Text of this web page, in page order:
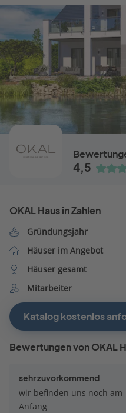
4,5
OKAL Haus in Zahlen
Gründungsjahr
Häuser im Angebot
Häuser gesamt
Mitarbeiter
Katalog kostenlos
Bewertungen von OKAL
sehr zuvorkommend
wir befinden uns noch am
Anfang